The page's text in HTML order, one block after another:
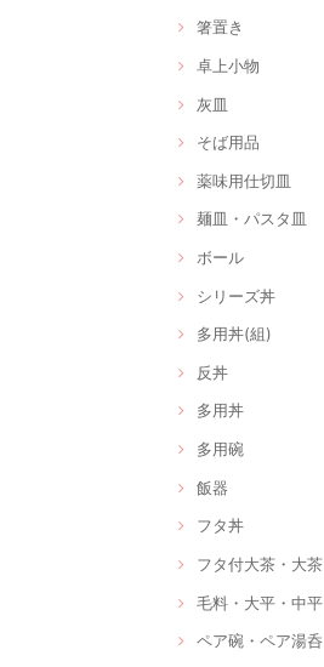
箸置き
卓上小物
灰皿
そば用品
薬味用仕切皿
麺皿・パスタ皿
ボール
シリーズ丼
多用丼(組)
反丼
多用丼
多用碗
飯器
フタ丼
フタ付大茶・大茶
毛料・大平・中平
ペア碗・ペア湯呑